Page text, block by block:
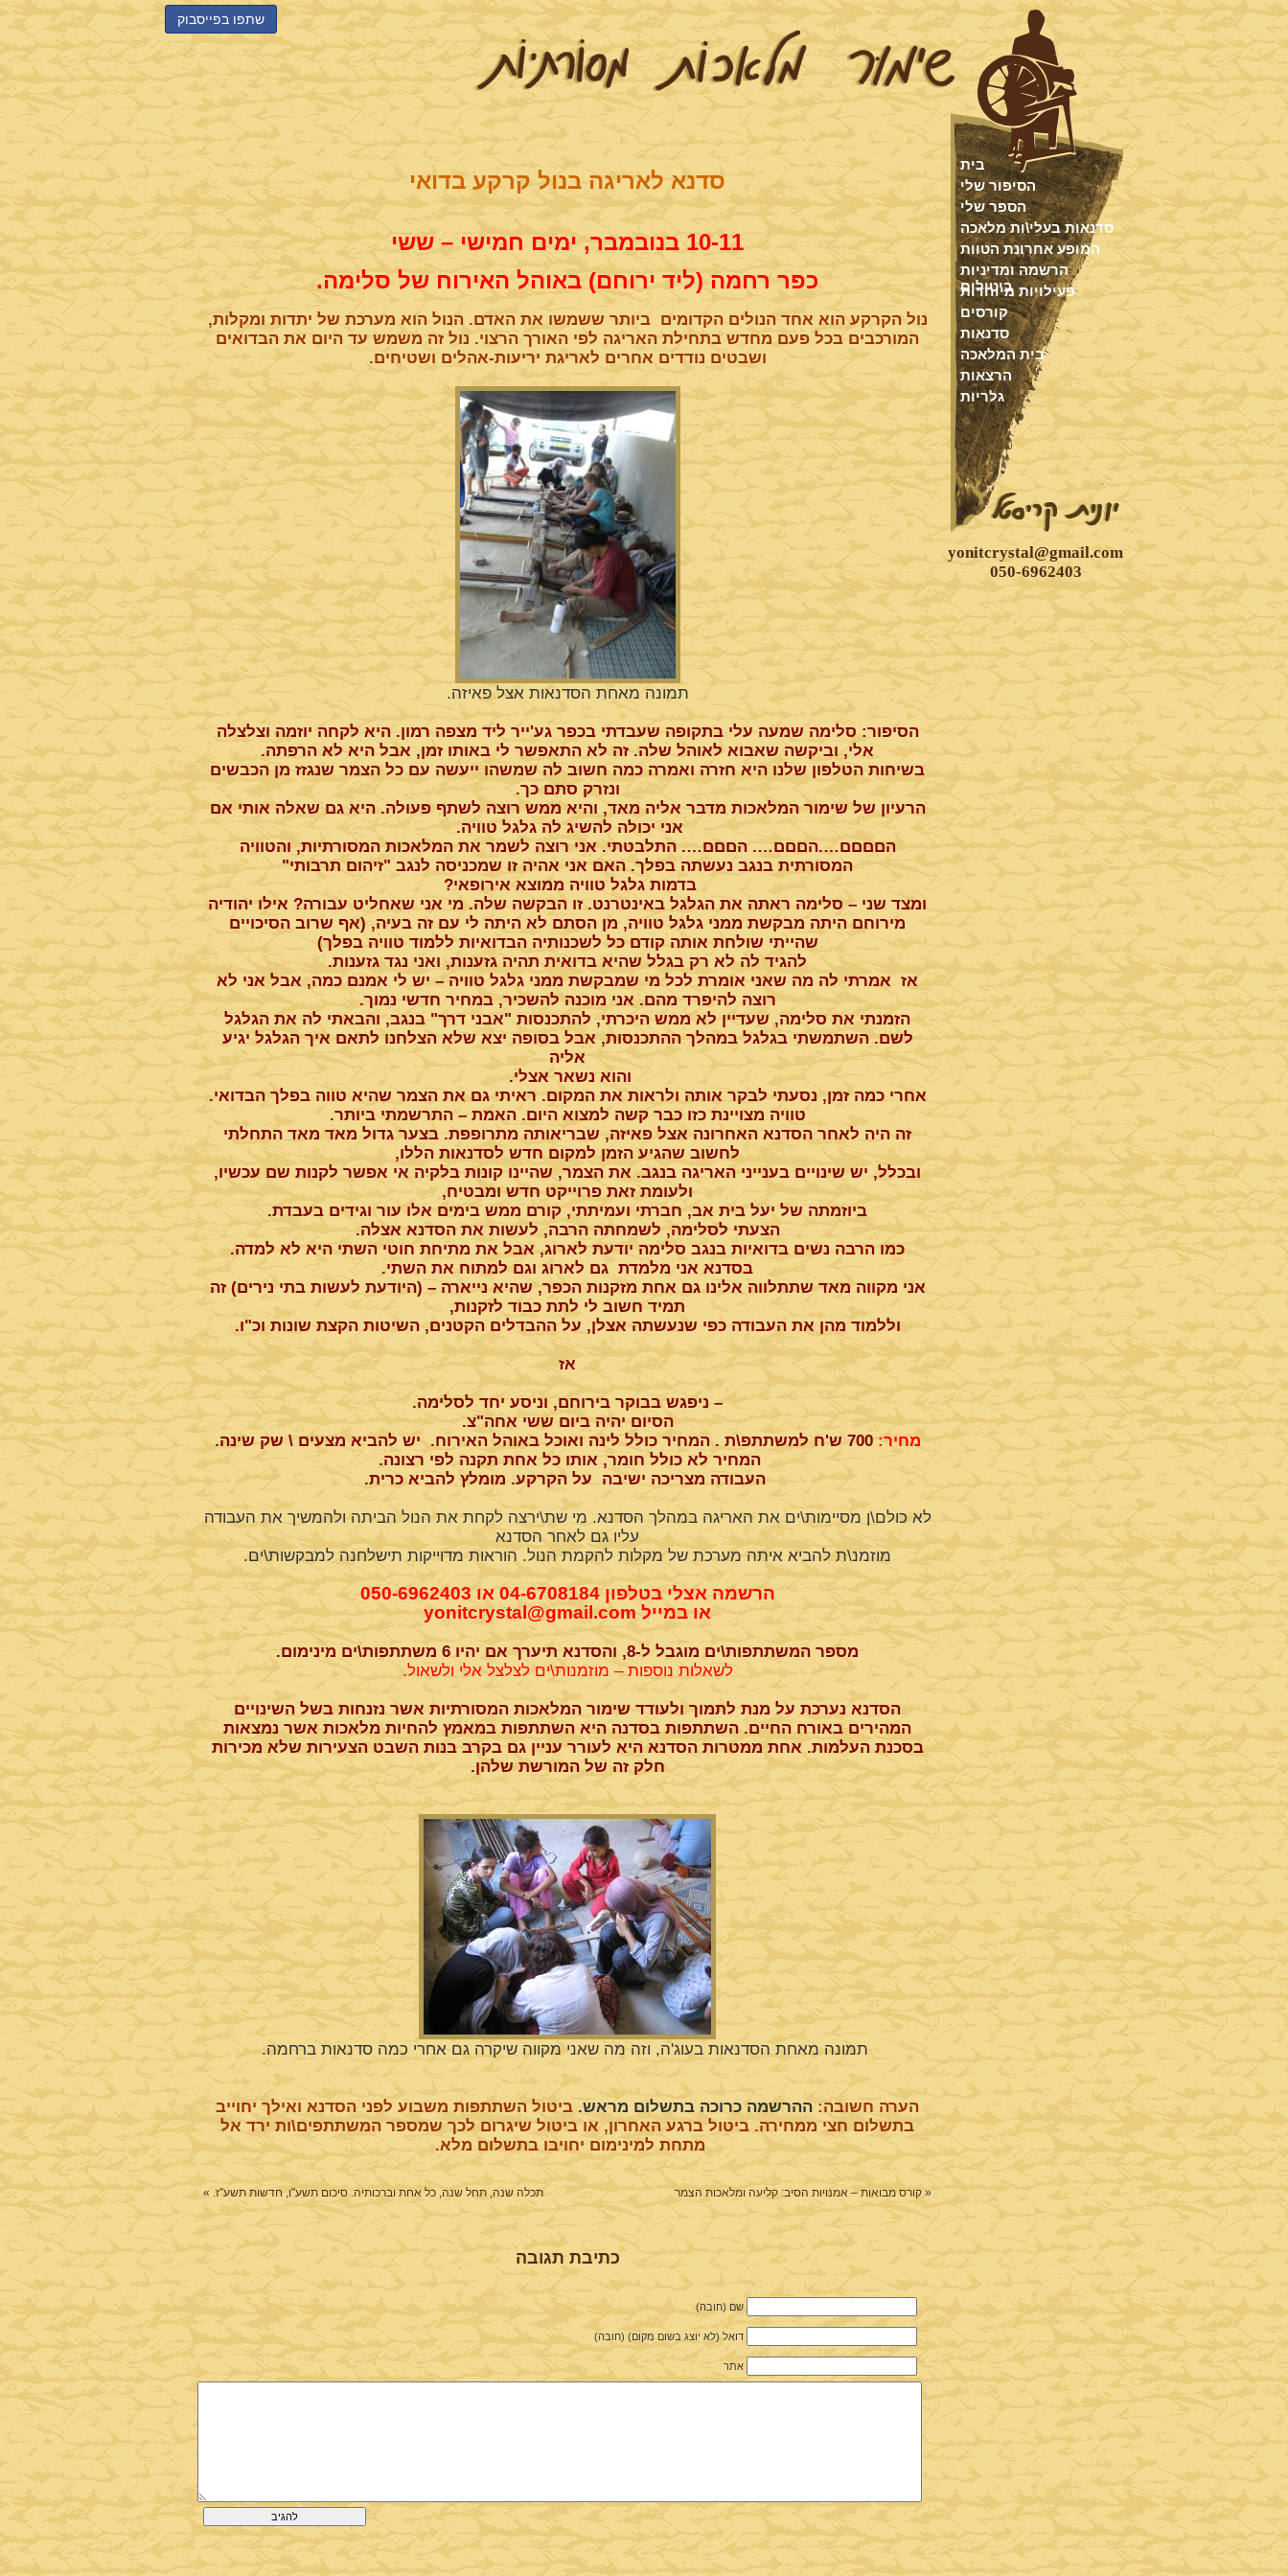
שתפו בפייסבוק
בית
הסיפור שלי
הספר שלי
סדנאות בעלי\ות מלאכה
המופע אחרונת הטוות
הרשמה ומדיניות
ביטולים
פעילויות מיוחדות
קורסים
סדנאות
בית המלאכה
הרצאות
גלריות
yonitcrystal@gmail.com
050-6962403
סדנא לאריגה בנול קרקע בדואי
10-11 בנובמבר, ימים חמישי – ששי
כפר רחמה (ליד ירוחם) באוהל האירוח של סלימה.
נול הקרקע הוא אחד הנולים הקדומים ביותר ששמשו את האדם. הנול הוא מערכת של יתדות ומקלות,
המורכבים בכל פעם מחדש בתחילת האריגה לפי האורך הרצוי. נול זה משמש עד היום את הבדואים
ושבטים נודדים אחרים לאריגת יריעות-אהלים ושטיחים.
תמונה מאחת הסדנאות אצל פאיזה.
הסיפור: סלימה שמעה עלי בתקופה שעבדתי בכפר גע'ייר ליד מצפה רמון. היא לקחה יוזמה וצלצלה
אלי, וביקשה שאבוא לאוהל שלה. זה לא התאפשר לי באותו זמן, אבל היא לא הרפתה.
בשיחות הטלפון שלנו היא חזרה ואמרה כמה חשוב לה שמשהו ייעשה עם כל הצמר שנגזז מן הכבשים
ונזרק סתם כך.
הרעיון של שימור המלאכות מדבר אליה מאד, והיא ממש רוצה לשתף פעולה. היא גם שאלה אותי אם
אני יכולה להשיג לה גלגל טוויה.
הםםםם….הםםם…. הםםם…. התלבטתי. אני רוצה לשמר את המלאכות המסורתיות, והטוויה
המסורתית בנגב נעשתה בפלך. האם אני אהיה זו שמכניסה לנגב "זיהום תרבותי"
בדמות גלגל טוויה ממוצא אירופאי?
ומצד שני – סלימה ראתה את הגלגל באינטרנט. זו הבקשה שלה. מי אני שאחליט עבורה? אילו יהודיה
מירוחם היתה מבקשת ממני גלגל טוויה, מן הסתם לא היתה לי עם זה בעיה, (אף שרוב הסיכויים
שהייתי שולחת אותה קודם כל לשכנותיה הבדואיות ללמוד טוויה בפלך)
להגיד לה לא רק בגלל שהיא בדואית תהיה גזענות, ואני נגד גזענות.
אז אמרתי לה מה שאני אומרת לכל מי שמבקשת ממני גלגל טוויה – יש לי אמנם כמה, אבל אני לא
רוצה להיפרד מהם. אני מוכנה להשכיר, במחיר חדשי נמוך.
הזמנתי את סלימה, שעדיין לא ממש היכרתי, להתכנסות "אבני דרך" בנגב, והבאתי לה את הגלגל
לשם. השתמשתי בגלגל במהלך ההתכנסות, אבל בסופה יצא שלא הצלחנו לתאם איך הגלגל יגיע
אליה
והוא נשאר אצלי.
אחרי כמה זמן, נסעתי לבקר אותה ולראות את המקום. ראיתי גם את הצמר שהיא טווה בפלך הבדואי.
טוויה מצויינת כזו כבר קשה למצוא היום. האמת – התרשמתי ביותר.
זה היה לאחר הסדנא האחרונה אצל פאיזה, שבריאותה מתרופפת. בצער גדול מאד מאד התחלתי
לחשוב שהגיע הזמן למקום חדש לסדנאות הללו,
ובכלל, יש שינויים בענייני האריגה בנגב. את הצמר, שהיינו קונות בלקיה אי אפשר לקנות שם עכשיו,
ולעומת זאת פרוייקט חדש ומבטיח,
ביוזמתה של יעל בית אב, חברתי ועמיתתי, קורם ממש בימים אלו עור וגידים בעבדת.
הצעתי לסלימה, לשמחתה הרבה, לעשות את הסדנא אצלה.
כמו הרבה נשים בדואיות בנגב סלימה יודעת לארוג, אבל את מתיחת חוטי השתי היא לא למדה.
בסדנא אני מלמדת גם לארוג וגם למתוח את השתי.
אני מקווה מאד שתתלווה אלינו גם אחת מזקנות הכפר, שהיא נייארה – (היודעת לעשות בתי נירים) זה
תמיד חשוב לי לתת כבוד לזקנות,
וללמוד מהן את העבודה כפי שנעשתה אצלן, על ההבדלים הקטנים, השיטות הקצת שונות וכ"ו.
אז
– ניפגש בבוקר בירוחם, וניסע יחד לסלימה.
הסיום יהיה ביום ששי אחה"צ.
מחיר:
700 ש'ח למשתתפ\ת . המחיר כולל לינה ואוכל באוהל האירוח. יש להביא מצעים \ שק שינה.
המחיר לא כולל חומר, אותו כל אחת תקנה לפי רצונה.
העבודה מצריכה ישיבה על הקרקע. מומלץ להביא כרית.
לא כולם\ן מסיימות\ים את האריגה במהלך הסדנא. מי שת\ירצה לקחת את הנול הביתה ולהמשיך את העבודה
עליו גם לאחר הסדנא
מוזמנ\ת להביא איתה מערכת של מקלות להקמת הנול. הוראות מדוייקות תישלחנה למבקשות\ים.
הרשמה אצלי בטלפון 04-6708184 או 050-6962403
או במייל yonitcrystal@gmail.com
מספר המשתתפות\ים מוגבל ל-8, והסדנא תיערך אם יהיו 6 משתתפות\ים מינימום.
לשאלות נוספות – מוזמנות\ים לצלצל אלי ולשאול.
הסדנא נערכת על מנת לתמוך ולעודד שימור המלאכות המסורתיות אשר נזנחות בשל השינויים
המהירים באורח החיים. השתתפות בסדנה היא השתתפות במאמץ להחיות מלאכות אשר נמצאות
בסכנת העלמות. אחת ממטרות הסדנא היא לעורר עניין גם בקרב בנות השבט הצעירות שלא מכירות
חלק זה של המורשת שלהן.
תמונה מאחת הסדנאות בעוג'ה, וזה מה שאני מקווה שיקרה גם אחרי כמה סדנאות ברחמה.
הערה חשובה:ההרשמה כרוכה בתשלום מראש.ביטול השתתפות משבוע לפני הסדנא ואילך יחוייב
בתשלום חצי ממחירה. ביטול ברגע האחרון, או ביטול שיגרום לכך שמספר המשתתפים\ות ירד אל
מתחת למינימום יחויבו בתשלום מלא.
«קורס מבואות – אמנויות הסיב: קליעה ומלאכות הצמר תכלה שנה, תחל שנה, כל אחת וברכותיה. סיכום תשע"ו, חדשות תשע"ז. »
כתיבת תגובה
שם (חובה)
דואל (לא יוצג בשום מקום) (חובה)
אתר